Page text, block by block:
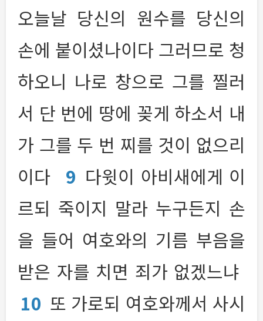
오늘날 당신의 원수를 당신의
손에 붙이셨나이다 그러므로 청
하오니 나로 창으로 그를 찔러
서 단 번에 땅에 꽂게 하소서 내
가 그를 두 번 찌를 것이 없으리
이다
9 다윗이 아비새에게 이
르되 죽이지 말라 누구든지 손
을 들어 여호와의 기름 부음을
받은 자를 치면 죄가 없겠느냐
10 또 가로되 여호와께서 사시